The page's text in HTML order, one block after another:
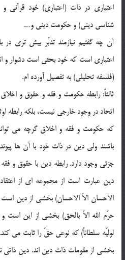
اعتباري در ذات (اعتباري) خود
شناسي ديني) و حكومت ديني و….
آن چه گفتيم نيازمند تدبّر بيش تري در
اعتباري است كه خود بحثي است دشوار و
(فلسفه تحليلي) به تفصيل آورده ام.
ثالثاً: رابطه حكومت و فقه و حقوق و
اتحاد در وجود خارجي نيست، بلكه
كه حكومت و فقه و اخلاق گرچه مي
باشند ولي دين در ذات خود با آن ها
جزئي وجود دارد. رابطه دين با حقوق و
دين عبارت است از مجموعه اي از
الاحسان الاّ الاحسان) بخشي از دين است
حرّم الله الاّ بالحق) بخشي از اين است و
لوليّه سلطاناً) كه نوعي حقّ را ثابت مي
بخشي از مقومات ذات دين اند. دين ذاتي